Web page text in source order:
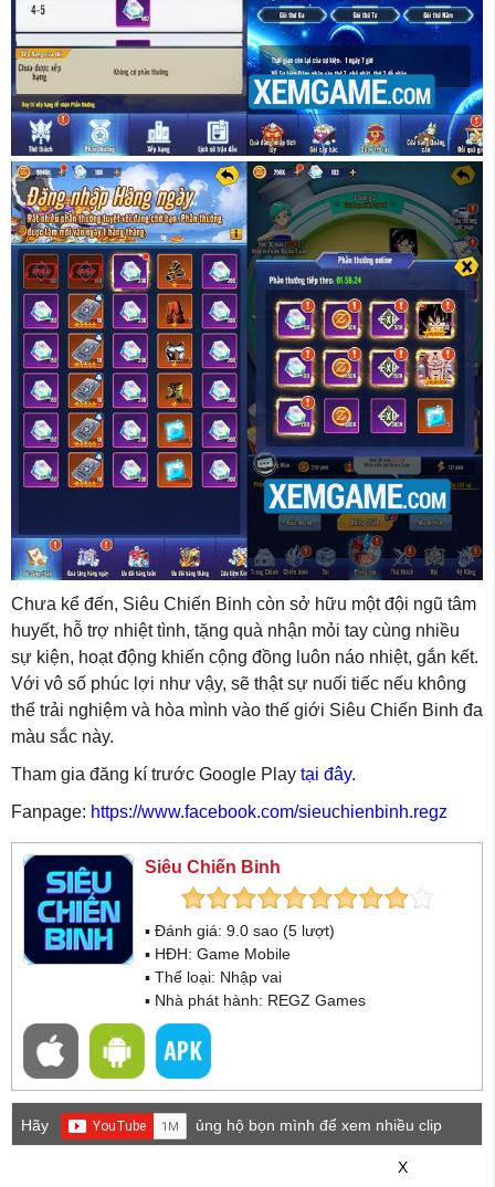
Chưa kể đến, Siêu Chiến Binh còn sở hữu một đội ngũ tâm
huyết, hỗ trợ nhiệt tình, tặng quà nhận mỏi tay cùng nhiều
sự kiện, hoạt động khiến cộng đồng luôn náo nhiệt, gắn kết.
Với vô số phúc lợi như vậy, sẽ thật sự nuối tiếc nếu không
thể trải nghiệm và hòa mình vào thế giới Siêu Chiến Binh đa
màu sắc này.
Tham gia đăng kí trước Google Play tại đây.
Fanpage: https://www.facebook.com/sieuchienbinh.regz
Siêu Chiến Binh
▪ Đánh giá: 9.0 sao (5 lượt)
▪ HĐH: Game Mobile
▪ Thể loại: Nhập vai
▪ Nhà phát hành: REGZ Games
Hãy
ủng hộ bọn mình để xem nhiều clip
X